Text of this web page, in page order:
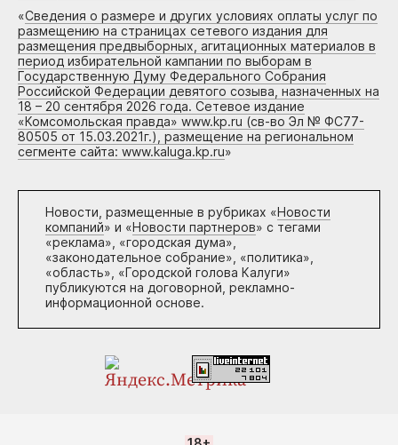
«Сведения о размере и других условиях оплаты услуг по
размещению на страницах сетевого издания для
размещения предвыборных, агитационных материалов в
период избирательной кампании по выборам в
Государственную Думу Федерального Собрания
Российской Федерации девятого созыва, назначенных на
18 – 20 сентября 2026 года. Сетевое издание
«Комсомольская правда» www.kp.ru (св-во Эл № ФС77-
80505 от 15.03.2021г.), размещение на региональном
сегменте сайта: www.kaluga.kp.ru»
Новости, размещенные в рубриках «Новости
компаний» и «Новости партнеров» с тегами
«реклама», «городская дума»,
«законодательное собрание», «политика»,
«область», «Городской голова Калуги»
публикуются на договорной, рекламно-
информационной основе.